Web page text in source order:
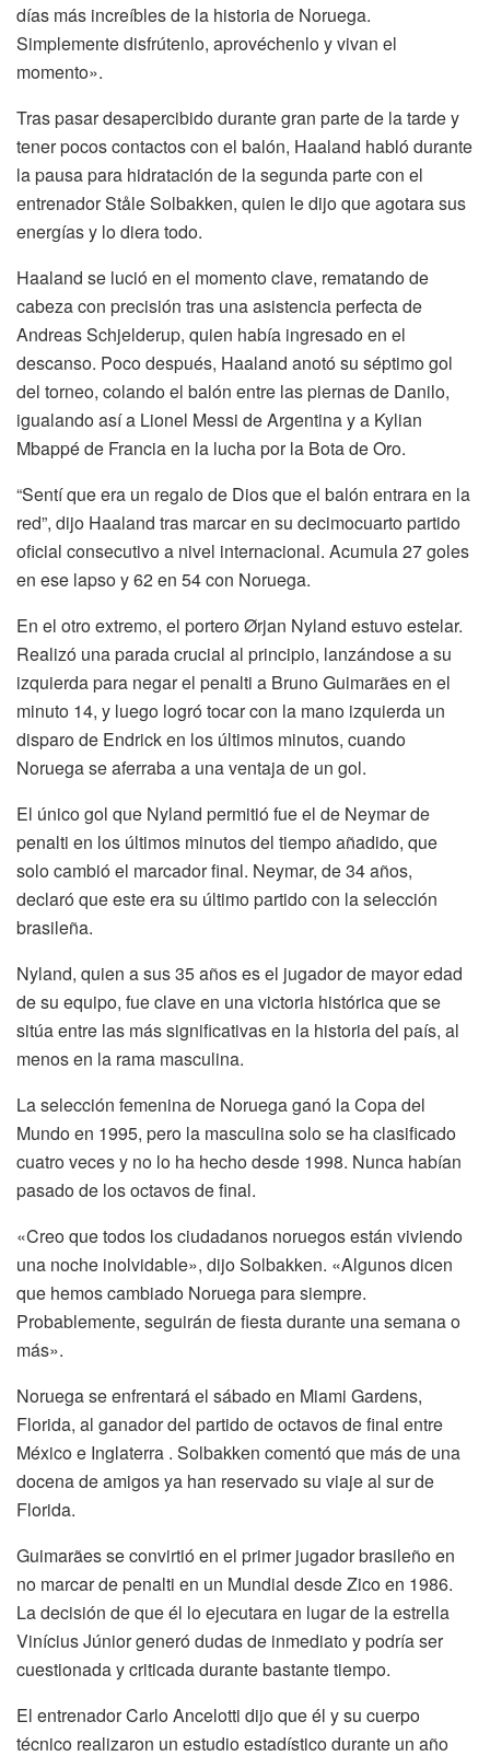
días más increíbles de la historia de Noruega.
Simplemente disfrútenlo, aprovéchenlo y vivan el
momento».
Tras pasar desapercibido durante gran parte de la tarde y
tener pocos contactos con el balón, Haaland habló durante
la pausa para hidratación de la segunda parte con el
entrenador Ståle Solbakken, quien le dijo que agotara sus
energías y lo diera todo.
Haaland se lució en el momento clave, rematando de
cabeza con precisión tras una asistencia perfecta de
Andreas Schjelderup, quien había ingresado en el
descanso. Poco después, Haaland anotó su séptimo gol
del torneo, colando el balón entre las piernas de Danilo,
igualando así a Lionel Messi de Argentina y a Kylian
Mbappé de Francia en la lucha por la Bota de Oro.
“Sentí que era un regalo de Dios que el balón entrara en la
red”, dijo Haaland tras marcar en su decimocuarto partido
oficial consecutivo a nivel internacional. Acumula 27 goles
en ese lapso y 62 en 54 con Noruega.
En el otro extremo, el portero Ørjan Nyland estuvo estelar.
Realizó una parada crucial al principio, lanzándose a su
izquierda para negar el penalti a Bruno Guimarães en el
minuto 14, y luego logró tocar con la mano izquierda un
disparo de Endrick en los últimos minutos, cuando
Noruega se aferraba a una ventaja de un gol.
El único gol que Nyland permitió fue el de Neymar de
penalti en los últimos minutos del tiempo añadido, que
solo cambió el marcador final. Neymar, de 34 años,
declaró que este era su último partido con la selección
brasileña.
Nyland, quien a sus 35 años es el jugador de mayor edad
de su equipo, fue clave en una victoria histórica que se
sitúa entre las más significativas en la historia del país, al
menos en la rama masculina.
La selección femenina de Noruega ganó la Copa del
Mundo en 1995, pero la masculina solo se ha clasificado
cuatro veces y no lo ha hecho desde 1998. Nunca habían
pasado de los octavos de final.
«Creo que todos los ciudadanos noruegos están viviendo
una noche inolvidable», dijo Solbakken. «Algunos dicen
que hemos cambiado Noruega para siempre.
Probablemente, seguirán de fiesta durante una semana o
más».
Noruega se enfrentará el sábado en Miami Gardens,
Florida, al ganador del partido de octavos de final entre
México e Inglaterra . Solbakken comentó que más de una
docena de amigos ya han reservado su viaje al sur de
Florida.
Guimarães se convirtió en el primer jugador brasileño en
no marcar de penalti en un Mundial desde Zico en 1986.
La decisión de que él lo ejecutara en lugar de la estrella
Vinícius Júnior generó dudas de inmediato y podría ser
cuestionada y criticada durante bastante tiempo.
El entrenador Carlo Ancelotti dijo que él y su cuerpo
técnico realizaron un estudio estadístico durante un año